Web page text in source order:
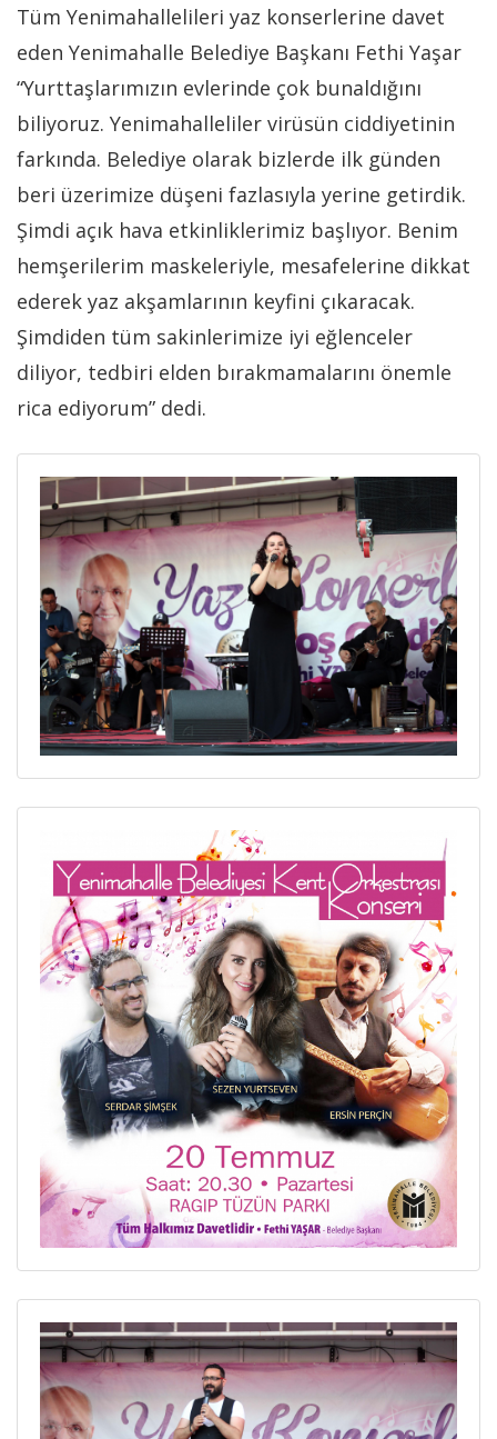
Tüm Yenimahallelileri yaz konserlerine davet
eden Yenimahalle Belediye Başkanı Fethi Yaşar
“Yurttaşlarımızın evlerinde çok bunaldığını
biliyoruz. Yenimahalleliler virüsün ciddiyetinin
farkında. Belediye olarak bizlerde ilk günden
beri üzerimize düşeni fazlasıyla yerine getirdik.
Şimdi açık hava etkinliklerimiz başlıyor. Benim
hemşerilerim maskeleriyle, mesafelerine dikkat
ederek yaz akşamlarının keyfini çıkaracak.
Şimdiden tüm sakinlerimize iyi eğlenceler
diliyor, tedbiri elden bırakmamalarını önemle
rica ediyorum” dedi.